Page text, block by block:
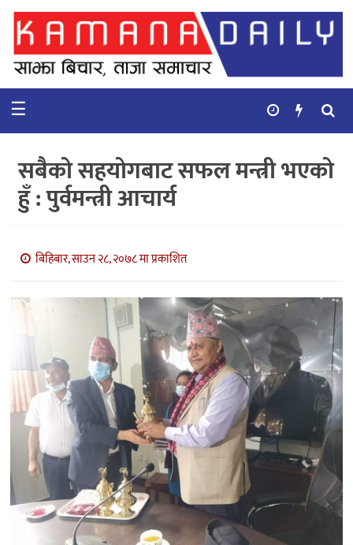
गृहपृष्ठ
समाचार
कुटनिती
कुराकानी
अर्थ
बाणिज्य
भिडियो
☰
सबैको सहयोगबाट सफल मन्त्री भएको
हुँ : पुर्वमन्त्री आचार्य
बिहिबार, साउन २८, २०७८ मा प्रकाशित